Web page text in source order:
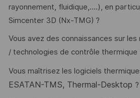
rayonnement, fluidique,….), en
Simcenter 3D (Nx-TMG) ?
Vous avez des connaissances sur
/ technologies de contrôle thermique
Vous maîtrisez les logiciels
ESATAN-TMS, Thermal-Desktop ?